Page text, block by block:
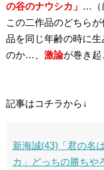
の谷のナウシカ」 …（
この二作品のどちら
品を同じ年齢の時に
のか…、 激論が巻き起
記事はコチラから↓
新海誠(43)「君の名
カ」どっちの勝ちや